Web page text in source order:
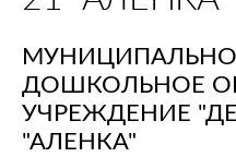
ДОШКОЛЬНОЕ
УЧРЕЖДЕНИЕ
"АЛЕНКА"